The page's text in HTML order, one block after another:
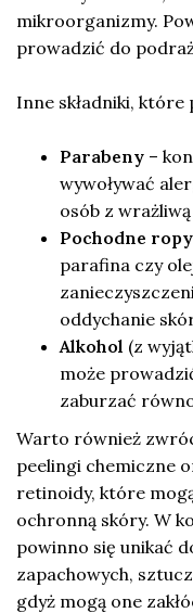
mikroorganizmy.
prowadzić do
Inne składniki,
Parabeny –
wywoływać
osób z
Pochodne
parafina czy
oddychanie
Alkohol (z
może
zaburzać
Warto również
peelingi chemiczne
retinoidy, które
ochronną skóry. W
powinno się unikać
zapachowych,
gdyż mogą one